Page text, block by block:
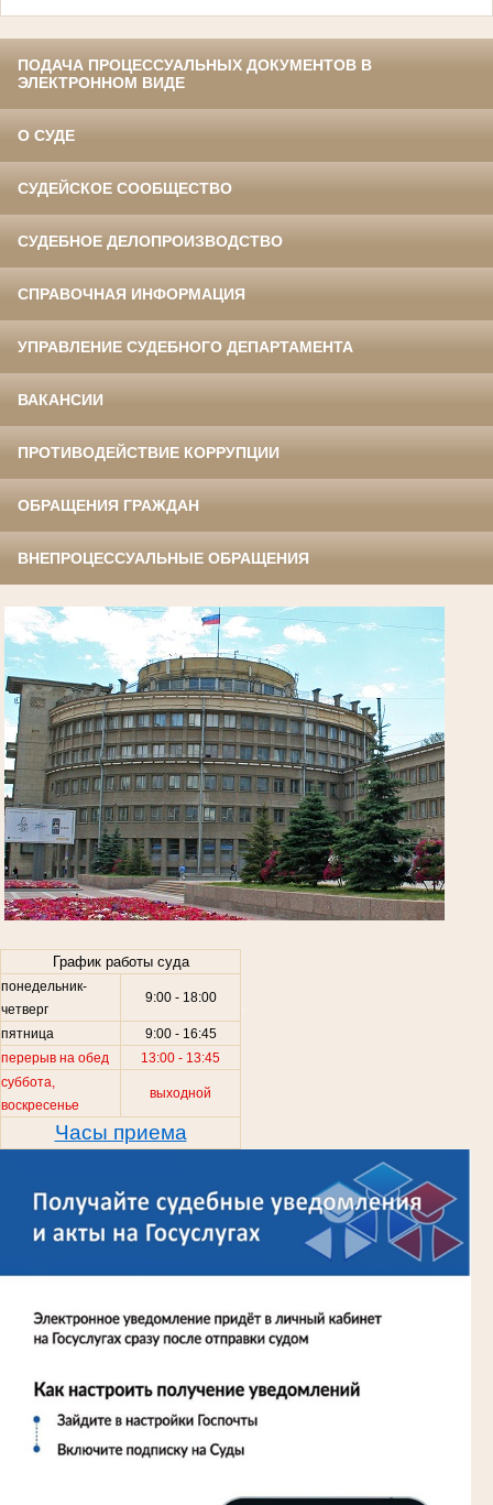
ПОДАЧА ПРОЦЕССУАЛЬНЫХ ДОКУМЕНТОВ В
ЭЛЕКТРОННОМ ВИДЕ
О СУДЕ
СУДЕЙСКОЕ СООБЩЕСТВО
СУДЕБНОЕ ДЕЛОПРОИЗВОДСТВО
СПРАВОЧНАЯ ИНФОРМАЦИЯ
УПРАВЛЕНИЕ СУДЕБНОГО ДЕПАРТАМЕНТА
ВАКАНСИИ
ПРОТИВОДЕЙСТВИЕ КОРРУПЦИИ
ОБРАЩЕНИЯ ГРАЖДАН
ВНЕПРОЦЕССУАЛЬНЫЕ ОБРАЩЕНИЯ
График работы суда
понедельник-
четверг
9:00 - 18:00
пятница
9:00 - 16:45
перерыв на обед
13:00 - 13:45
суббота,
воскресенье
выходной
Часы приема